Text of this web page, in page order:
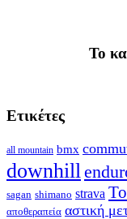
To
Ετικέτες
all mountain bmx
downhill
sagan shimano strava
αποθεραπεία αστική